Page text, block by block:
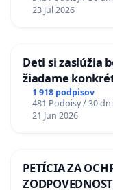
na riešenie
odvodňovacích
23 Jul 2026
Deti si zaslúžia
žiadame
situácie v školstve
1 918 podpisov
481 Podpisy / 30 dni
21 Jun 2026
PETÍCIA ZA